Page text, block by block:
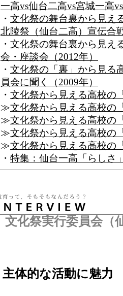
一高vs仙台二高vs宮城一高
・ 文化祭の舞台裏から見え
北陵祭（仙台二高）宣伝合
・ 文化祭の舞台裏から見え
会・座談会（2012年）
・ 文化祭の「裏」から見る
員会に聞く（2009年）
・ 文化祭から見える高校の
≫文化祭から見える高校の
≫文化祭から見える高校の
≫文化祭から見える高校の
≫文化祭から見える高校の
・ 特集：仙台一高「らしさ
文化祭実行委員会（
主体的な活動に魅力